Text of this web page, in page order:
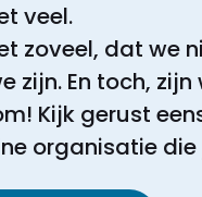
veel.
zoveel, dat we
zijn. En toch,
Kijk gerust
organisatie